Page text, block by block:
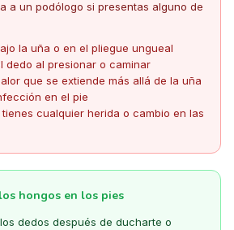
a un podólogo si presentas alguno de
la uña o en el pliegue ungueal
dedo al presionar o caminar
que se extiende más allá de la uña
en el pie
cualquier herida o cambio en las
hongos en los pies
dedos después de ducharte o